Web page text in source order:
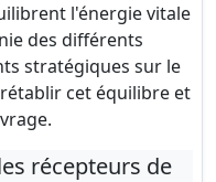
l'énergie vitale
des différents
stratégiques sur le
cet équilibre et
récepteurs de